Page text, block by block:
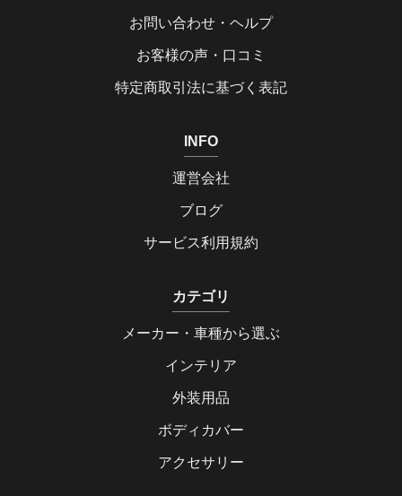
お問い合わせ・ヘルプ
お客様の声・口コミ
特定商取引法に基づく表記
INFO
運営会社
ブログ
サービス利用規約
カテゴリ
メーカー・車種から選ぶ
インテリア
外装用品
ボディカバー
アクセサリー